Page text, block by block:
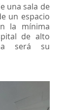
una sala de
un espacio
la mínima
de alto
será su